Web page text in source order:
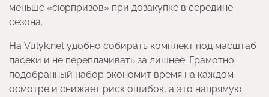
меньше «сюрпризов» при дозакупке в середине
сезона.
На Vulyk.net удобно собирать комплект под масштаб
пасеки и не переплачивать за лишнее. Грамотно
подобранный набор экономит время на каждом
осмотре и снижает риск ошибок, а это напрямую